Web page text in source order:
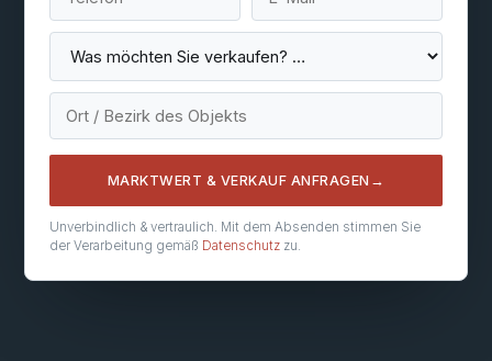
MARKTWERT & VERKAUF ANFRAGEN →
Unverbindlich & vertraulich. Mit dem Absenden stimmen Sie
der Verarbeitung gemäß Datenschutz zu.